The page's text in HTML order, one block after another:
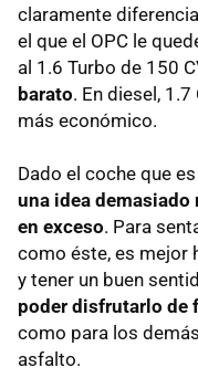
claramente
el que el OPC le
al 1.6 Turbo de 150
barato. En diesel,
más económico.
Dado el coche que
una idea demasiado
en exceso. Para
como éste, es mejor
y tener un buen
poder disfrutarlo de
como para los
asfalto.